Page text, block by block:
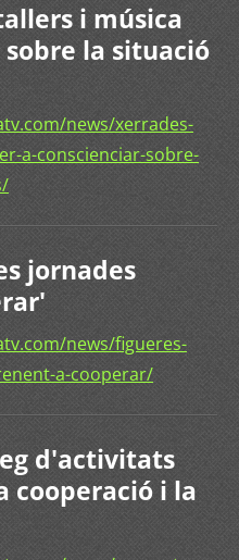
i música
la situació
news/xerrades-
a-conscienciar-sobre-
jornades
news/figueres-
a-cooperar/
d'activitats
cooperació i la